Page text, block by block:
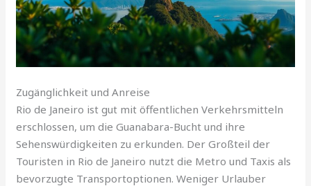
Zugänglichkeit und Anreise
Rio de Janeiro ist gut mit öffentlichen Verkehrsmitteln
erschlossen, um die Guanabara-Bucht und ihre
Sehenswürdigkeiten zu erkunden. Der Großteil der
Touristen in Rio de Janeiro nutzt die Metro und Taxis als
bevorzugte Transportoptionen. Weniger Urlauber